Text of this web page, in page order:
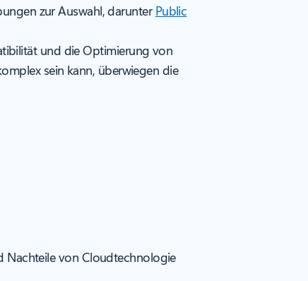
zur Auswahl, darunterPublic
und die Optimierung von
sein kann, überwiegen die
Nachteile von Cloudtechnologie